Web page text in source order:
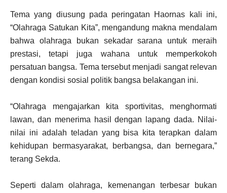
Tema yang diusung pada peringatan Haornas kali ini,
“Olahraga Satukan Kita”, mengandung makna mendalam
bahwa olahraga bukan sekadar sarana untuk meraih
prestasi, tetapi juga wahana untuk memperkokoh
persatuan bangsa. Tema tersebut menjadi sangat relevan
dengan kondisi sosial politik bangsa belakangan ini.
“Olahraga mengajarkan kita sportivitas, menghormati
lawan, dan menerima hasil dengan lapang dada. Nilai-
nilai ini adalah teladan yang bisa kita terapkan dalam
kehidupan bermasyarakat, berbangsa, dan bernegara,”
terang Sekda.
Seperti dalam olahraga, kemenangan terbesar bukan